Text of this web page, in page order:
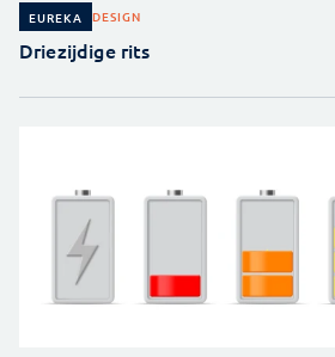
EUREKA DESIGN
Driezijdige rits